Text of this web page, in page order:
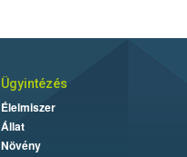
Ügyintézés
Élelmiszer
Állat
Növény